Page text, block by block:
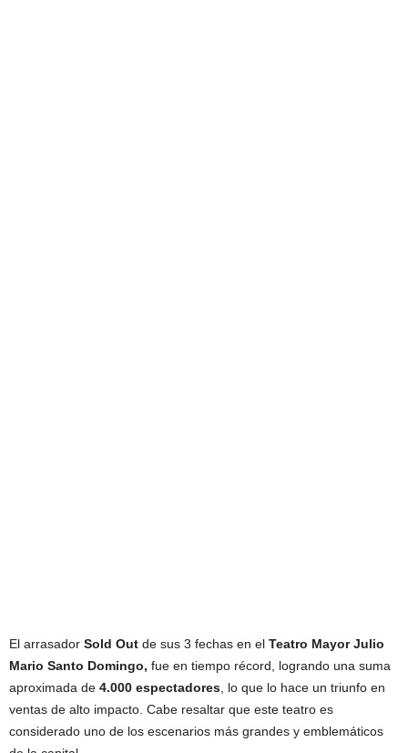
El arrasador Sold Out de sus 3 fechas en el Teatro Mayor Julio
Mario Santo Domingo, fue en tiempo récord, logrando una suma
aproximada de 4.000 espectadores , lo que lo hace un triunfo en
ventas de alto impacto. Cabe resaltar que este teatro es
considerado uno de los escenarios más grandes y emblemáticos